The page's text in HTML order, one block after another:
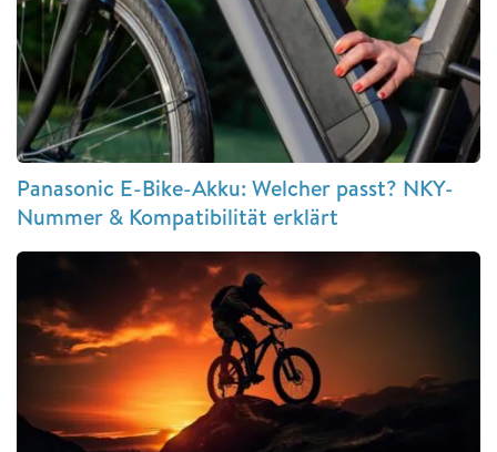
Panasonic E-Bike-Akku: Welcher passt? NKY-
Nummer & Kompatibilität erklärt